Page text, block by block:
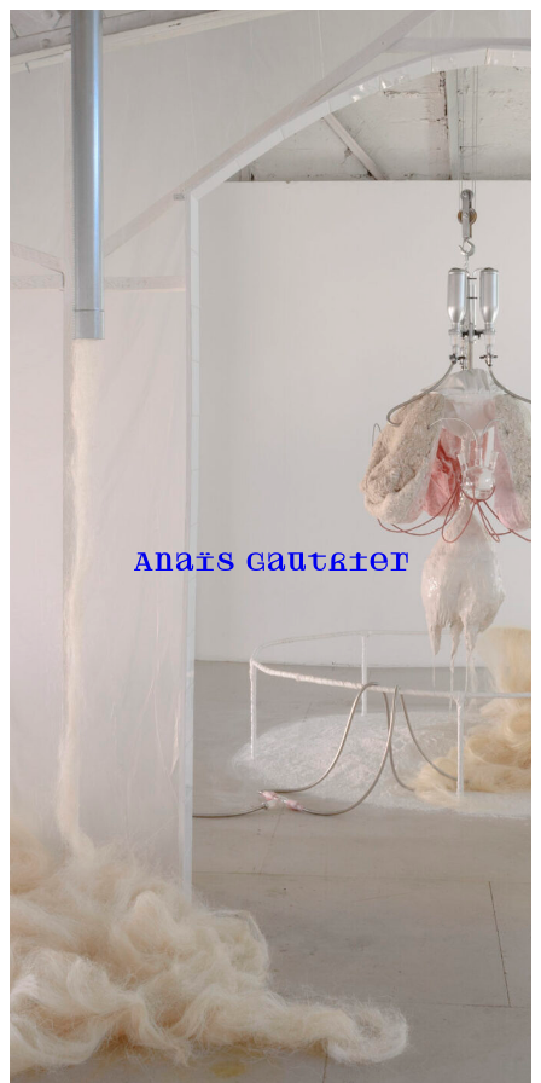
Anaïs Gauthier